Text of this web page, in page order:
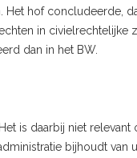
Het hof concludeerde,
in civielrechtelijke
dan in het BW.
is daarbij niet
bijhoudt van